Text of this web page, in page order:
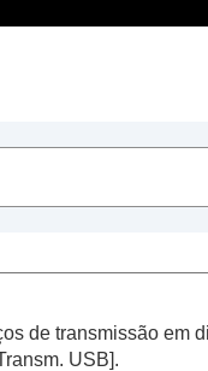
de transmissão em
USB].